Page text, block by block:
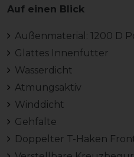
Auf einen Blick
Außenmaterial: 1200 D
Glattes Innenfutter
Wasserdicht
Atmungsaktiv
Winddicht
Gehfalte
Doppelter T-Haken